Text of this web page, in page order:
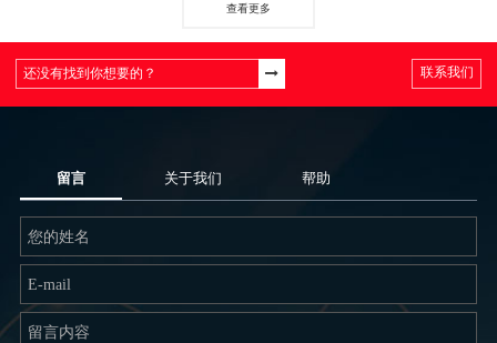
查看更多
联系我们
留言 关于我们 帮助